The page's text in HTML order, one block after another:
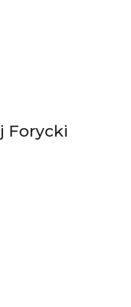
Forycki